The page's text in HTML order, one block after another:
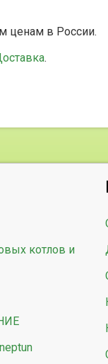
ценам в России.
.
котлов и